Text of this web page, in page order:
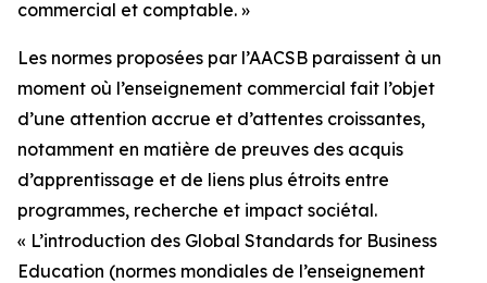
commercial et comptable. »
Les normes proposées par l’AACSB paraissent à un
moment où l’enseignement commercial fait l’objet
d’une attention accrue et d’attentes croissantes,
notamment en matière de preuves des acquis
d’apprentissage et de liens plus étroits entre
programmes, recherche et impact sociétal.
« L’introduction des Global Standards for Business
Education (normes mondiales de l’enseignement